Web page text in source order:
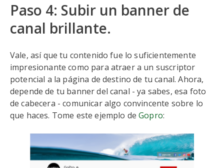
Paso 4: Subir un banner de
canal brillante.
Vale, así que tu contenido fue lo suficientemente
impresionante como para atraer a un suscriptor
potencial a la página de destino de tu canal. Ahora,
depende de tu banner del canal - ya sabes, esa foto
de cabecera - comunicar algo convincente sobre lo
que haces. Tome este ejemplo deGopro: